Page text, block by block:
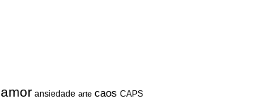
amor ansiedade arte caos CAPS